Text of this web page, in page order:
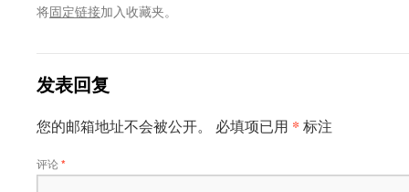
将固定链接加入收藏夹。
发表回复
您的邮箱地址不会被公开。 必填项已用 * 标注
评论*